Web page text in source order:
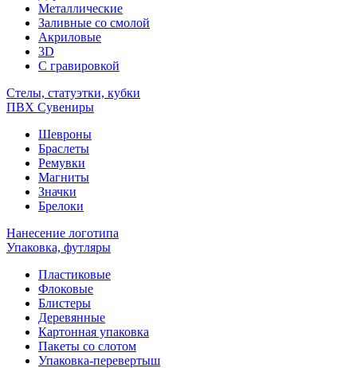
Металлические
Заливные со смолой
Акриловые
3D
C гравировкой
Стелы, статуэтки, кубки
ПВХ Сувениры
Шевроны
Браслеты
Ремувки
Магниты
Значки
Брелоки
Нанесение логотипа
Упаковка, футляры
Пластиковые
Флоковые
Блистеры
Деревянные
Картонная упаковка
Пакеты со слотом
Упаковка-перевертыш